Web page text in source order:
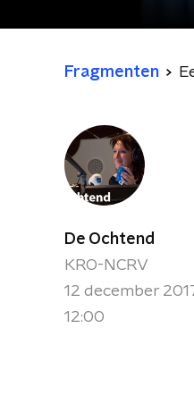
Fragmenten
De Ochtend
KRO-NCRV
12 december
12:00